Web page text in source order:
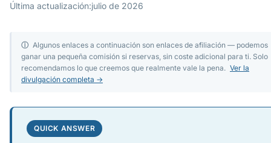
Última actualización:julio de 2026
ⓘ Algunos enlaces a continuación son enlaces de afiliación — podemos
ganar una pequeña comisión si reservas, sin coste adicional para ti. Solo
recomendamos lo que creemos que realmente vale la pena. Ver la
divulgación completa →
QUICK ANSWER